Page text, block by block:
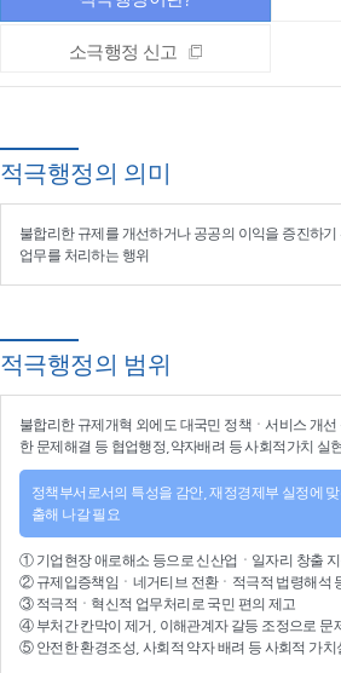
소극행정 신고
적극행정의 의미
불합리한 규제를 개선하거나 공공의 이익을 증진하기
업무를 처리하는 행위
적극행정의 범위
불합리한 규제개혁 외에도 대국민 정책ㆍ서비스 개선
한 문제해결 등 협업행정 ,약자배려 등사회적가치 실현
정책부서로서의 특성을 감안, 재정경제부 실정에
출해 나갈 필요
① 기업현장 애로해소 등으로 신산업 ㆍ 일자리 창출
② 규제입증책임 ㆍ 네거티브 전환ㆍ적극적 법령해석
③ 적극적 ㆍ 혁신적 업무처리 로 국민 편의 제고
④ 부처간 칸막이 제거, 이해관계자 갈등 조정으로 문
⑤ 안전한 환경조성, 사회적 약자 배려 등 사회적 가치